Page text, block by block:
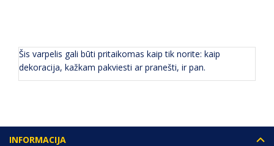
Šis varpelis gali būti pritaikomas kaip tik norite: kaip
dekoracija, kažkam pakviesti ar pranešti, ir pan.
INFORMACIJA